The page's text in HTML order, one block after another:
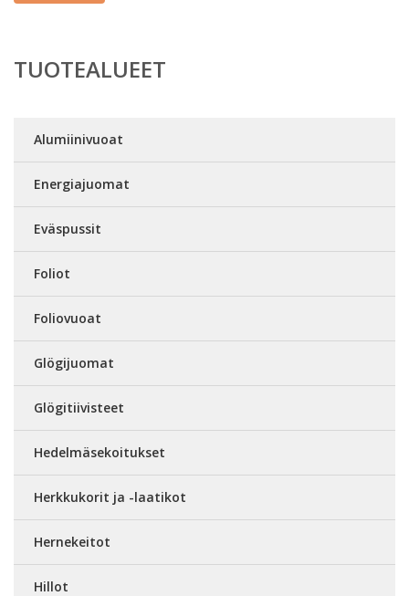
TUOTEALUEET
Alumiinivuoat
Energiajuomat
Eväspussit
Foliot
Foliovuoat
Glögijuomat
Glögitiivisteet
Hedelmäsekoitukset
Herkkukorit ja -laatikot
Hernekeitot
Hillot